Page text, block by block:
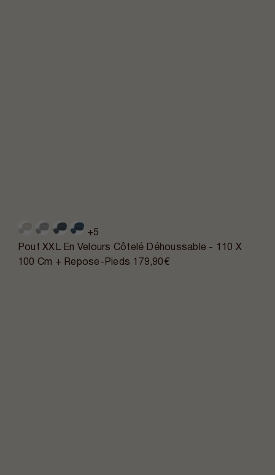
+5
Pouf XXL En Velours Côtelé Déhoussable - 110 X
100 Cm + Repose-Pieds
179,90€